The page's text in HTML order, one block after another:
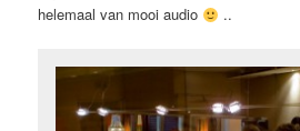
helemaal van mooi audio
..